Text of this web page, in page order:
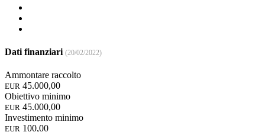
Dati finanziari (20/02/2022)
Ammontare raccolto
EUR 45.000,00
Obiettivo minimo
EUR 45.000,00
Investimento minimo
EUR 100,00